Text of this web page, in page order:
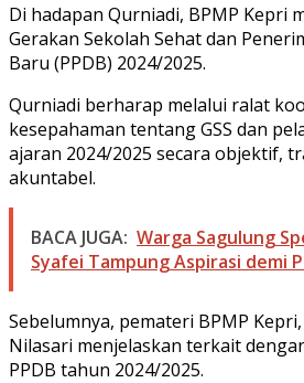
Di hadapan Qurniadi, BPMP Kepri
Gerakan Sekolah Sehat dan
Baru (PPDB) 2024/2025.
Qurniadi berharap melalui ralat
kesepahaman tentang GSS dan
ajaran 2024/2025 secara objektif,
akuntabel.
BACA JUGA: Warga Sagulung
Syafei Tampung Aspirasi demi
Sebelumnya, pemateri BPMP
Nilasari menjelaskan terkait
PPDB tahun 2024/2025.